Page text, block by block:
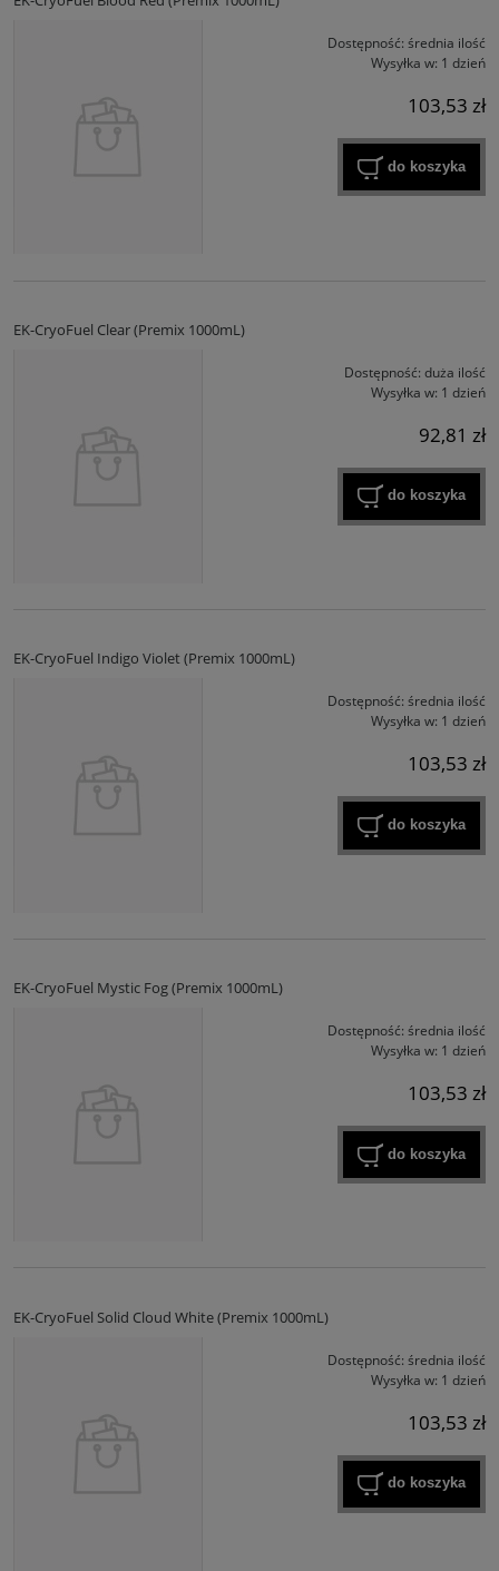
Dostępność: średnia ilość
Wysyłka w: 1 dzień
103,53 zł
do koszyka
EK-CryoFuel Clear (Premix 1000mL)
Dostępność: duża ilość
Wysyłka w: 1 dzień
92,81 zł
do koszyka
EK-CryoFuel Indigo Violet (Premix 1000mL)
Dostępność: średnia ilość
Wysyłka w: 1 dzień
103,53 zł
do koszyka
EK-CryoFuel Mystic Fog (Premix 1000mL)
Dostępność: średnia ilość
Wysyłka w: 1 dzień
103,53 zł
do koszyka
EK-CryoFuel Solid Cloud White (Premix 1000mL)
Dostępność: średnia ilość
Wysyłka w: 1 dzień
103,53 zł
do koszyka